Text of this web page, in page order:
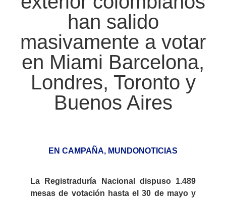
han salido
masivamente a votar
en Miami Barcelona,
Londres, Toronto y
Buenos Aires
EN CAMPAÑA, MUNDONOTICIAS
La Registraduría Nacional dispuso 1.489
mesas de votación hasta el 30 de mayo y